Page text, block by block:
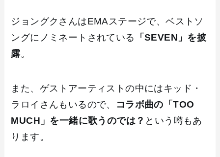
ジョングクさんはEMAステージで、ベストソ
ングにノミネートされている
「SEVEN」を披
露。
また、ゲストアーティストの中にはキッド・
ラロイさんもいるので、
コラボ曲の「TOO
MUCH」を一緒に歌うのでは？ という噂もあ
ります。